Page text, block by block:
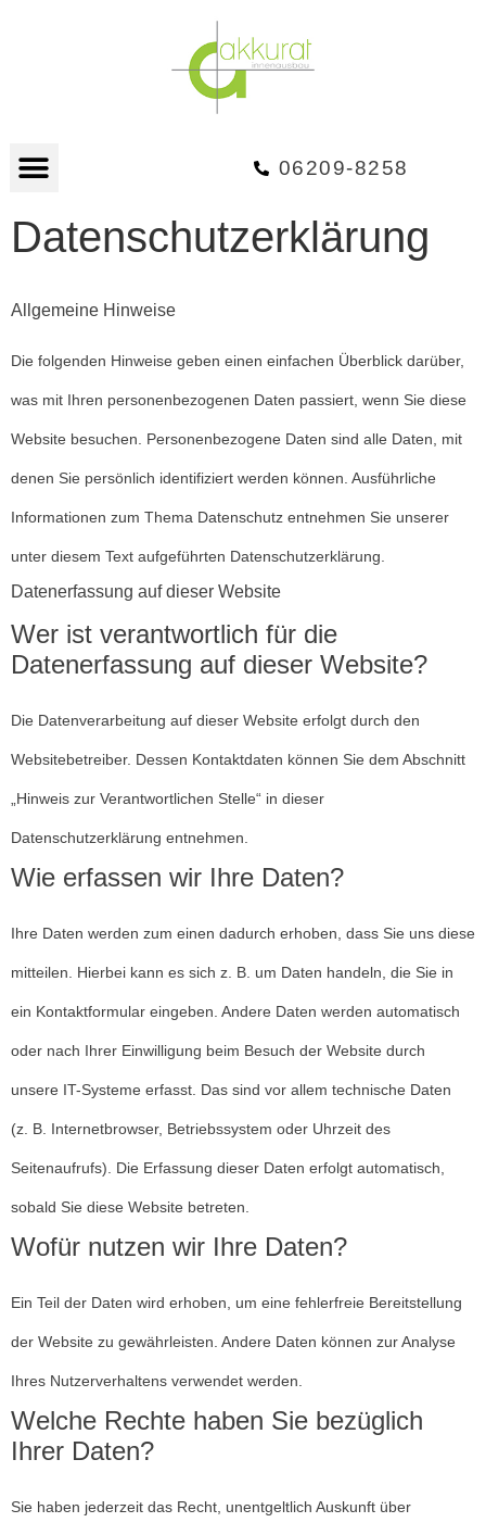
06209-8258
Datenschutzerklärung
Allgemeine Hinweise
Die folgenden Hinweise geben einen einfachen Überblick darüber,
was mit Ihren personenbezogenen Daten passiert, wenn Sie diese
Website besuchen. Personenbezogene Daten sind alle Daten, mit
denen Sie persönlich identifiziert werden können. Ausführliche
Informationen zum Thema Datenschutz entnehmen Sie unserer
unter diesem Text aufgeführten Datenschutzerklärung.
Datenerfassung auf dieser Website
Wer ist verantwortlich für die
Datenerfassung auf dieser Website?
Die Datenverarbeitung auf dieser Website erfolgt durch den
Websitebetreiber. Dessen Kontaktdaten können Sie dem Abschnitt
„Hinweis zur Verantwortlichen Stelle“ in dieser
Datenschutzerklärung entnehmen.
Wie erfassen wir Ihre Daten?
Ihre Daten werden zum einen dadurch erhoben, dass Sie uns diese
mitteilen. Hierbei kann es sich z. B. um Daten handeln, die Sie in
ein Kontaktformular eingeben. Andere Daten werden automatisch
oder nach Ihrer Einwilligung beim Besuch der Website durch
unsere IT-Systeme erfasst. Das sind vor allem technische Daten
(z. B. Internetbrowser, Betriebssystem oder Uhrzeit des
Seitenaufrufs). Die Erfassung dieser Daten erfolgt automatisch,
sobald Sie diese Website betreten.
Wofür nutzen wir Ihre Daten?
Ein Teil der Daten wird erhoben, um eine fehlerfreie Bereitstellung
der Website zu gewährleisten. Andere Daten können zur Analyse
Ihres Nutzerverhaltens verwendet werden.
Welche Rechte haben Sie bezüglich
Ihrer Daten?
Sie haben jederzeit das Recht, unentgeltlich Auskunft über